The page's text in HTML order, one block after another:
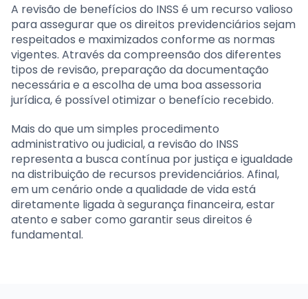
A revisão de benefícios do INSS é um recurso valioso
para assegurar que os direitos previdenciários sejam
respeitados e maximizados conforme as normas
vigentes. Através da compreensão dos diferentes
tipos de revisão, preparação da documentação
necessária e a escolha de uma boa assessoria
jurídica, é possível otimizar o benefício recebido.
Mais do que um simples procedimento
administrativo ou judicial, a revisão do INSS
representa a busca contínua por justiça e igualdade
na distribuição de recursos previdenciários. Afinal,
em um cenário onde a qualidade de vida está
diretamente ligada à segurança financeira, estar
atento e saber como garantir seus direitos é
fundamental.